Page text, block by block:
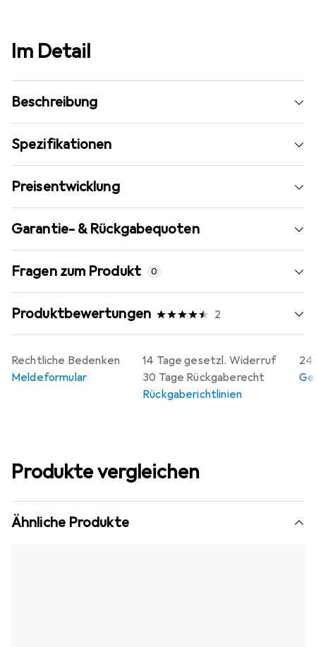
Im Detail
Beschreibung
Spezifikationen
Preisentwicklung
Garantie- & Rückgabequoten
Fragen zum Produkt 0
Produktbewertungen 2
14 Tage gesetzl. Widerruf
30 Tage Rückgaberecht
Rückgaberichtlinien
24
Rechtliche Bedenken
Meldeformular
Produkte vergleichen
Ähnliche Produkte